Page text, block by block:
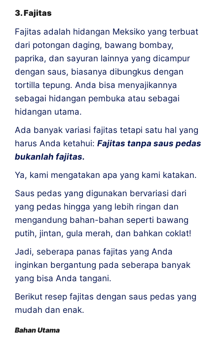
3. Fajitas
Fajitas adalah hidangan Meksiko yang terbuat
dari potongan daging, bawang bombay,
paprika, dan sayuran lainnya yang dicampur
dengan saus, biasanya dibungkus dengan
tortilla tepung. Anda bisa menyajikannya
sebagai hidangan pembuka atau sebagai
hidangan utama.
Ada banyak variasi fajitas tetapi satu hal yang
harus Anda ketahui: Fajitas tanpa saus pedas
bukanlah fajitas.
Ya, kami mengatakan apa yang kami katakan.
Saus pedas yang digunakan bervariasi dari
yang pedas hingga yang lebih ringan dan
mengandung bahan-bahan seperti bawang
putih, jintan, gula merah, dan bahkan coklat!
Jadi, seberapa panas fajitas yang Anda
inginkan bergantung pada seberapa banyak
yang bisa Anda tangani.
Berikut resep fajitas dengan saus pedas yang
mudah dan enak.
Bahan Utama